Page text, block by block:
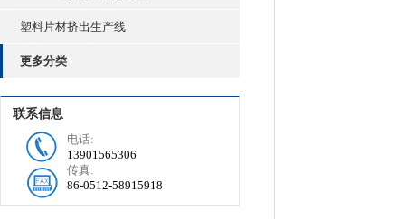
塑料片材挤出生产线
更多分类
联系信息
电话:
13901565306
传真:
86-0512-58915918